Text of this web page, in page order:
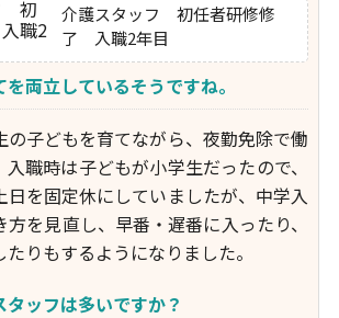
介護スタッフ 初任者研修修
了 入職2年目
両立しているそうですね。
の子どもを育てながら、夜勤免除で働
入職時は子どもが小学生だったので、
日を固定休にしていましたが、中学入
を見直し、早番・遅番に入ったり、
りもするようになりました。
ッフは多いですか？